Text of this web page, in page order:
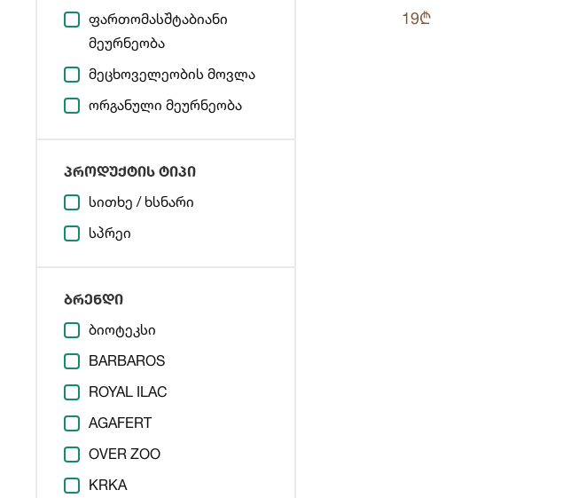
ფართომასშტაბიანი
მეურნეობა
მეცხოველეობის მოვლა
ორგანული მეურნეობა
პროდუქტის ტიპი
სითხე / ხსნარი
სპრეი
ბრენდი
ბიოტეკსი
BARBAROS
ROYAL ILAC
AGAFERT
OVER ZOO
KRKA
19₾